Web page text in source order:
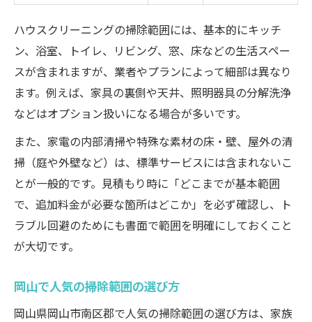
ハウスクリーニングの掃除範囲には、基本的にキッチ
ン、浴室、トイレ、リビング、窓、床などの生活スペー
スが含まれますが、業者やプランによって細部は異なり
ます。例えば、家具の裏側や天井、照明器具の分解洗浄
などはオプション扱いになる場合が多いです。
また、家電の内部清掃や特殊な素材の床・壁、屋外の清
掃（庭や外壁など）は、標準サービスには含まれないこ
とが一般的です。見積もり時に「どこまでが基本範囲
で、追加料金が必要な箇所はどこか」を必ず確認し、ト
ラブル回避のためにも書面で範囲を明確にしておくこと
が大切です。
岡山で人気の掃除範囲の選び方
岡山県岡山市南区郡で人気の掃除範囲の選び方は、家族